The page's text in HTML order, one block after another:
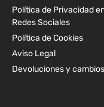
Política de Privacidad
Redes Sociales
Política de Cookies
Aviso Legal
Devoluciones y cambios